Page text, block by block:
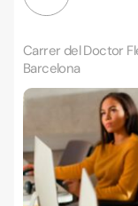
Carrer del Doctor
Barcelona